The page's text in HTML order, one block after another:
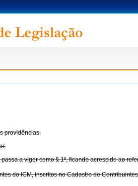
providências.
passa a viger como § 1º, ficando acrescido ao
do ICM, inscritos no Cadastro de